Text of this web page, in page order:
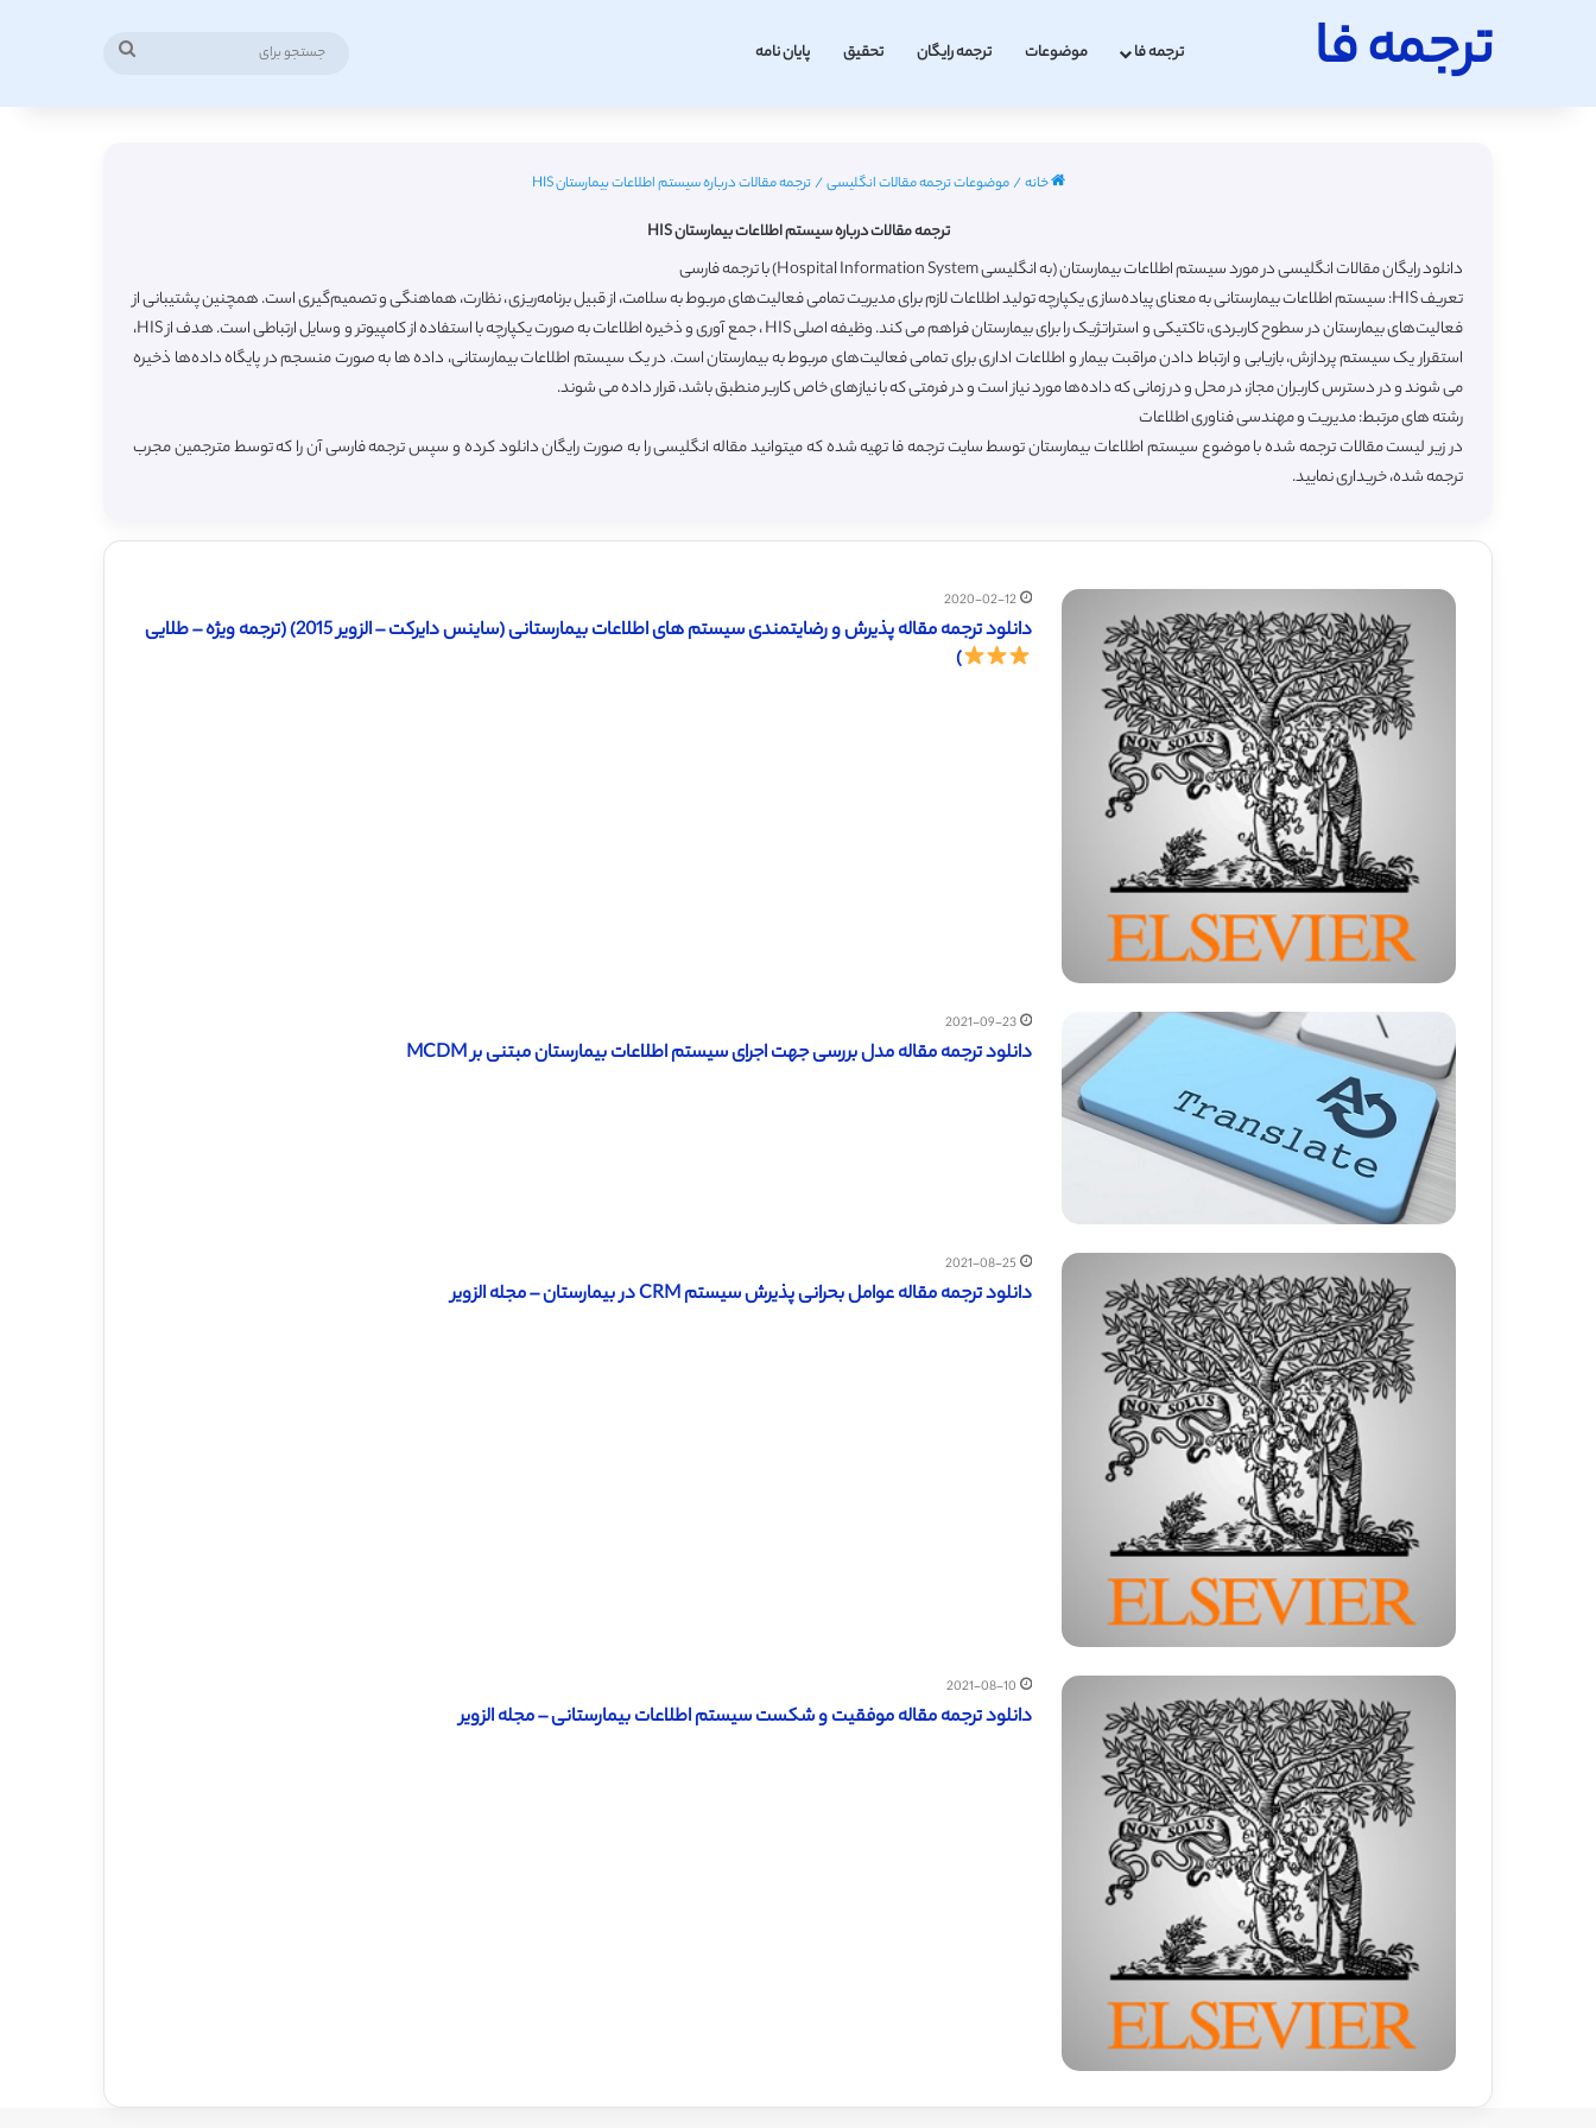
ترجمه فا ترجمه فا موضوعات ترجمه رایگان تحقیق پایان نامه
خانه/موضوعات ترجمه مقالات انگلیسی/ترجمه مقالات درباره سیستم اطلاعات بیمارستان HIS
ترجمه مقالات درباره سیستم اطلاعات بیمارستان HIS
دانلود رایگان مقالات انگلیسی در مورد سیستم اطلاعات بیمارستان (به انگلیسی Hospital Information System) با ترجمه فارسی
تعریف HIS: سیستم اطلاعات بیمارستانی به معنای پیاده‌سازی یکپارچه تولید اطلاعات لازم برای مدیریت تمامی فعالیت‌های مربوط به سلامت، از قبیل برنامه‌ریزی، نظارت، هماهنگی و تصمیم‌گیری است. همچنین پشتیبانی از
فعالیت‌های بیمارستان در سطوح کاربردی، تاکتیکی و استراتژیک را برای بیمارستان فراهم می کند. وظیفه اصلی HIS ، جمع آوری و ذخیره اطلاعات به صورت یکپارچه با استفاده از کامپیوتر و وسایل ارتباطی است. هدف از HIS،
استقرار یک سیستم پردازش، بازیابی و ارتباط دادن مراقبت بیمار و اطلاعات اداری برای تمامی فعالیت‌های مربوط به بیمارستان است. در یک سیستم اطلاعات بیمارستانی، داده ها به صورت منسجم در پایگاه داده‌ها ذخیره
می شوند و در دسترس کاربران مجاز، در محل و در زمانی که داده‌ها مورد نیاز است و در فرمتی که با نیازهای خاص کاربر منطبق باشد، قرار داده می شوند.
رشته های مرتبط: مدیریت و مهندسی فناوری اطلاعات
در زیر لیست مقالات ترجمه شده با موضوع سیستم اطلاعات بیمارستان توسط سایت ترجمه فا تهیه شده که میتوانید مقاله انگلیسی را به صورت رایگان دانلود کرده و سپس ترجمه فارسی آن را که توسط مترجمین مجرب
ترجمه شده، خریداری نمایید.
2020-02-12
دانلود ترجمه مقاله پذیرش و رضایتمندی سیستم های اطلاعات بیمارستانی (ساینس دایرکت – الزویر 2015) (ترجمه ویژه – طلایی
)
2021-09-23
دانلود ترجمه مقاله مدل بررسی جهت اجرای سیستم اطلاعات بیمارستان مبتنی بر MCDM
2021-08-25
دانلود ترجمه مقاله عوامل بحرانی پذیرش سیستم CRM در بیمارستان – مجله الزویر
2021-08-10
دانلود ترجمه مقاله موفقیت و شکست سیستم اطلاعات بیمارستانی – مجله الزویر